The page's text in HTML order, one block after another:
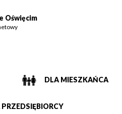
Oświęcim
DLA MIESZKAŃCA
PRZEDSIĘBIORCY